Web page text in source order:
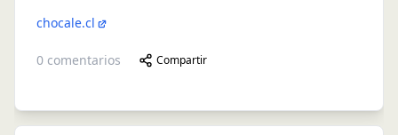
chocale.cl
0 comentarios Compartir